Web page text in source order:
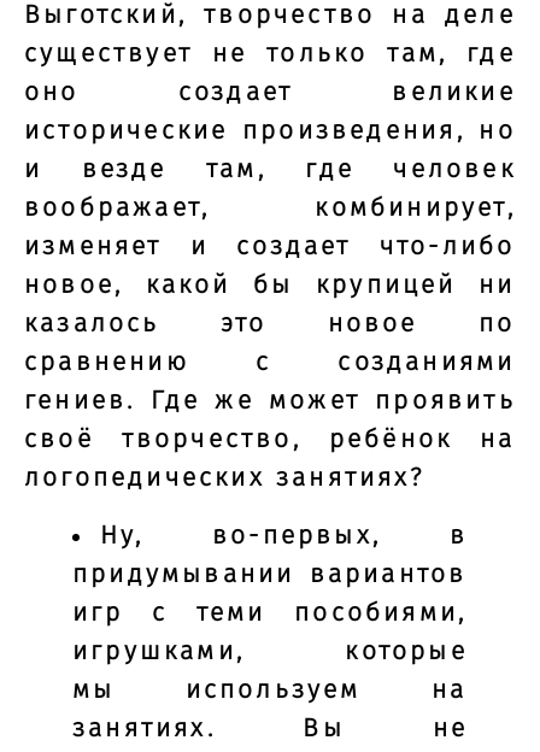
Выготский, творчество на деле
существует не только там, где
оно создает великие
исторические произведения, но
и везде там, где человек
воображает, комбинирует,
изменяет и создает что-либо
новое, какой бы крупицей ни
казалось это новое по
сравнению с созданиями
гениев. Где же может проявить
своё творчество, ребёнок на
логопедических занятиях?
Ну, во-первых, в
придумывании вариантов
игр с теми пособиями,
игрушками, которые
мы используем на
занятиях. Вы не